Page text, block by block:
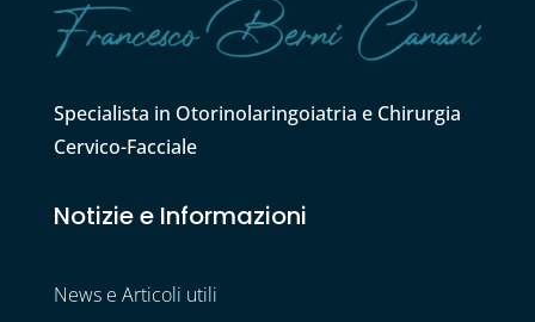
Specialista in Otorinolaringoiatria e Chirurgia
Cervico-Facciale
Notizie e Informazioni
News e Articoli utili